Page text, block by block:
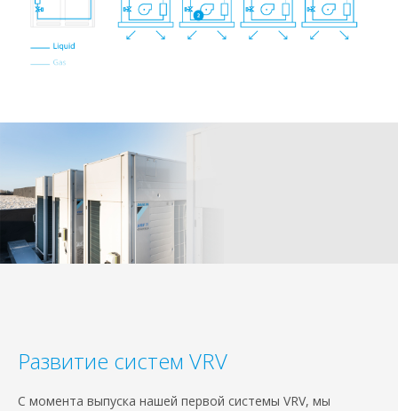
Развитие систем VRV
С момента выпуска нашей первой системы VRV, мы